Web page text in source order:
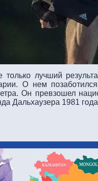
лучший
О нем
Он превзошел
Дальхаузера 1981